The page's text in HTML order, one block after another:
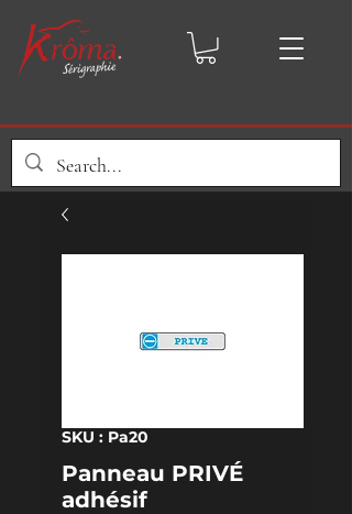
SKU : Pa20
Panneau PRIVÉ
adhésif